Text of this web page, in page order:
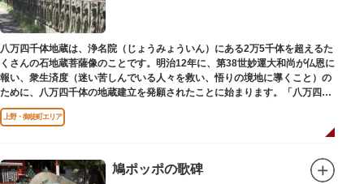
八万四千体地蔵は、浄名院（じょうみょういん）にある2万5千体を超えるた
くさんの石地蔵菩薩像のことです。明治12年に、第38世妙運大和尚が仏恩に
報い、衆生済度（迷い苦しんでいる人々を救い、悟りの境地に導くこと）の
ために、八万四千体の地蔵建立を発願されたことに始まります。「八万四
千」とは仏法で無数の意味を示します。この石地蔵尊は全国各地にも造立さ
れており、これまで約5万体の石地蔵尊が造立され、今も増え続けていま
上野・御徒町エリア
鳩ポッポの歌碑